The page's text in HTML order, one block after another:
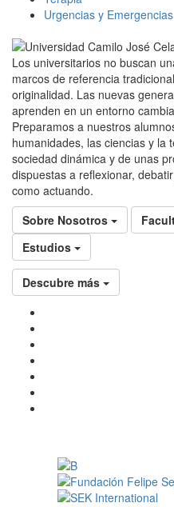
Urgencias y Emergencias
Los universitarios no buscan
marcos de referencia
originalidad. Las nuevas
aprenden en un entorno
Preparamos a nuestros
humanidades, las ciencias y la
sociedad dinámica y de unas
dispuestas a reflexionar,
como actuando.
Sobre Nosotros
Estudios
Descubre más